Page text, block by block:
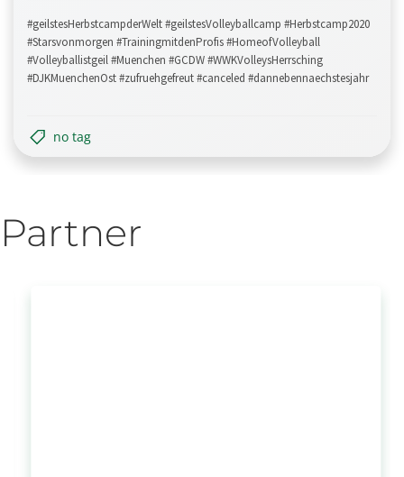
#geilstesHerbstcampderWelt #geilstesVolleyballcamp #Herbstcamp2020
#Starsvonmorgen #TrainingmitdenProfis #HomeofVolleyball
#Volleyballistgeil #Muenchen #GCDW #WWKVolleysHerrsching
#DJKMuenchenOst #zufruehgefreut #canceled #dannebennaechstesjahr
no tag
Partner